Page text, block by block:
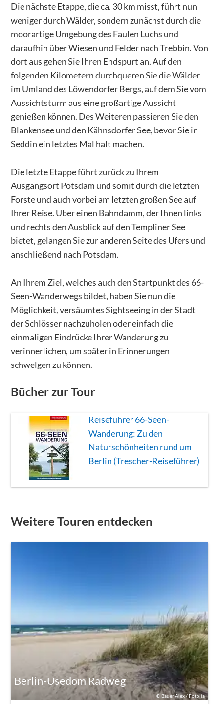
Die nächste Etappe, die ca. 30 km misst, führt nun
weniger durch Wälder, sondern zunächst durch die
moorartige Umgebung des Faulen Luchs und
daraufhin über Wiesen und Felder nach Trebbin. Von
dort aus gehen Sie Ihren Endspurt an. Auf den
folgenden Kilometern durchqueren Sie die Wälder
im Umland des Löwendorfer Bergs, auf dem Sie vom
Aussichtsturm aus eine großartige Aussicht
genießen können. Des Weiteren passieren Sie den
Blankensee und den Kähnsdorfer See, bevor Sie in
Seddin ein letztes Mal halt machen.
Die letzte Etappe führt zurück zu Ihrem
Ausgangsort Potsdam und somit durch die letzten
Forste und auch vorbei am letzten großen See auf
Ihrer Reise. Über einen Bahndamm, der Ihnen links
und rechts den Ausblick auf den Templiner See
bietet, gelangen Sie zur anderen Seite des Ufers und
anschließend nach Potsdam.
An Ihrem Ziel, welches auch den Startpunkt des 66-
Seen-Wanderwegs bildet, haben Sie nun die
Möglichkeit, versäumtes Sightseeing in der Stadt
der Schlösser nachzuholen oder einfach die
einmaligen Eindrücke Ihrer Wanderung zu
verinnerlichen, um später in Erinnerungen
schwelgen zu können.
Bücher zur Tour
Reiseführer 66-Seen-
Wanderung: Zu den
Naturschönheiten rund um
Berlin (Trescher-Reiseführer)
Weitere Touren entdecken
© Bauer Alex / Fotolia
Berlin-Usedom Radweg